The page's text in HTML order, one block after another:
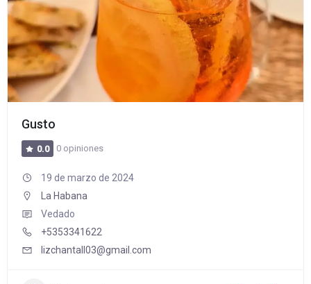
Gusto
0.0 0 opiniones
19 de marzo de 2024
La Habana
Vedado
+5353341622
lizchantall03@gmail.com